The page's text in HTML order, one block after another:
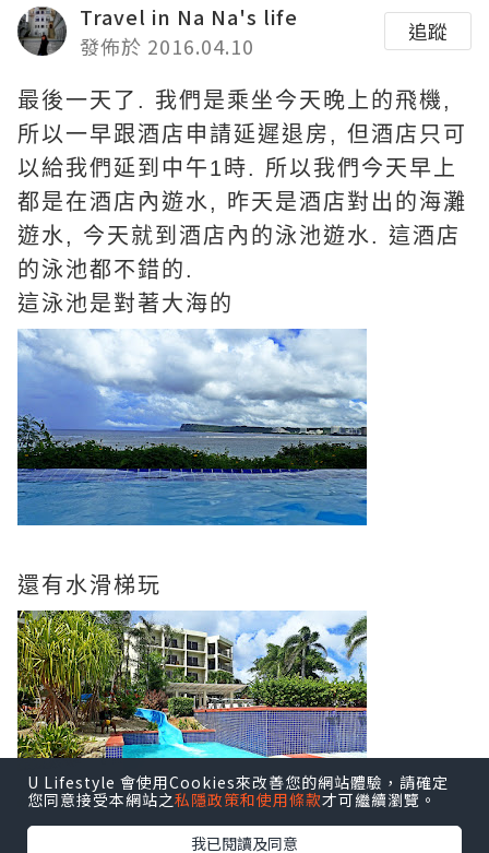
Travel in Na Na's life
發佈於 2016.04.10
追蹤
最後一天了. 我們是乘坐今天晚上的飛機,
所以一早跟酒店申請延遲退房, 但酒店只可
以給我們延到中午1時. 所以我們今天早上
都是在酒店內遊水, 昨天是酒店對出的海灘
遊水, 今天就到酒店內的泳池遊水. 這酒店
的泳池都不錯的.
這泳池是對著大海的
還有水滑梯玩
U Lifestyle 會使用Cookies來改善您的網站體驗，請確定
您同意接受本網站之私隱政策和使用條款才可繼續瀏覽。
我已閱讀及同意